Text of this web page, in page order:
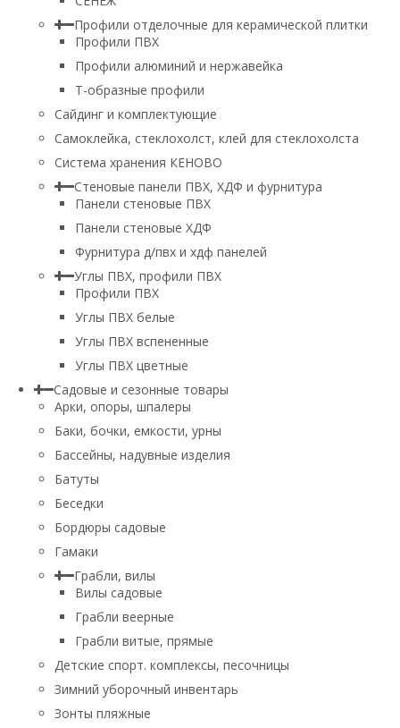
Профили отделочные для керамической плитки
Профили ПВХ
Профили алюминий и нержавейка
Т-образные профили
Сайдинг и комплектующие
Самоклейка, стеклохолст, клей для стеклохолста
Система хранения КЕНОВО
Стеновые панели ПВХ, ХДФ и фурнитура
Панели стеновые ПВХ
Панели стеновые ХДФ
Фурнитура д/пвх и хдф панелей
Углы ПВХ, профили ПВХ
Профили ПВХ
Углы ПВХ белые
Углы ПВХ вспененные
Углы ПВХ цветные
Садовые и сезонные товары
Арки, опоры, шпалеры
Баки, бочки, емкости, урны
Бассейны, надувные изделия
Батуты
Беседки
Бордюры садовые
Гамаки
Грабли, вилы
Вилы садовые
Грабли веерные
Грабли витые, прямые
Детские спорт. комплексы, песочницы
Зимний уборочный инвентарь
Зонты пляжные